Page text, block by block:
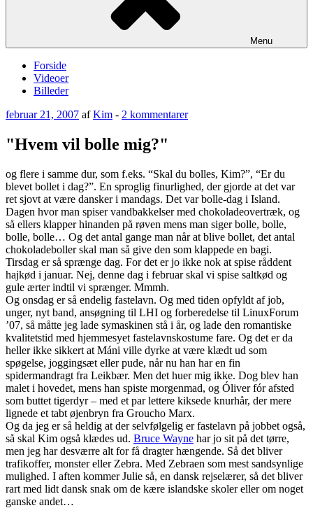
Menu
Forside
Videoer
Billeder
Udgivet
februar 21, 2007 afKim - 2 kommentarertil
"Hvem vil bolle mig?"
og flere i samme dur, som f.eks. “Skal du bolles, Kim?”, “Er du
blevet bollet i dag?”. En sproglig finurlighed, der gjorde at det var
ret sjovt at være dansker i mandags. Det var bolle-dag i Island.
Dagen hvor man spiser vandbakkelser med chokoladeovertræk, og
så ellers klapper hinanden på røven mens man siger bolle, bolle,
bolle, bolle… Og det antal gange man når at blive bollet, det antal
chokoladeboller skal man så give den som klappede en bagi.
Tirsdag er så sprænge dag. For det er jo ikke nok at spise råddent
hajkød i januar. Nej, denne dag i februar skal vi spise saltkød og
gule ærter indtil vi sprænger. Mmmh.
Og onsdag er så endelig fastelavn. Og med tiden opfyldt af job,
unger, nyt band, ansøgning til LHI og forberedelse til LinuxForum
’07, så måtte jeg lade symaskinen stå i år, og lade den romantiske
kvalitetstid med hjemmesyet fastelavnskostume fare. Og det er da
heller ikke sikkert at Máni ville dyrke at være klædt ud som
spøgelse, joggingsæt eller pude, når nu han har en fin
spidermandragt fra Leikbær. Men det huer mig ikke. Dog blev han
malet i hovedet, mens han spiste morgenmad, og Óliver fór afsted
som buttet tigerdyr – med et par lettere kiksede knurhår, der mere
lignede et tabt øjenbryn fra Groucho Marx.
Og da jeg er så heldig at der selvfølgelig er fastelavn på jobbet også,
så skal Kim også klædes ud. Bruce Wayne har jo sit på det tørre,
men jeg har desværre alt for få dragter hængende. Så det bliver
trafikoffer, monster eller Zebra. Med Zebraen som mest sandsynlige
mulighed. I aften kommer Julie så, en dansk rejselærer, så det bliver
rart med lidt dansk snak om de kære islandske skoler eller om noget
ganske andet…